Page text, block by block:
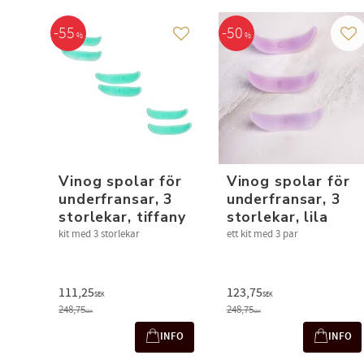
Vinog spolar för
underfransar, 3
storlekar, tiffany
kit med 3 storlekar
111,25SEK
248,75SEK
55 % Lägg till i favoriter
INFO
Vinog spolar för
underfransar, 3
storlekar, lila
ett kit med 3 par
123,75SEK
248,75SEK
50 %
INFO